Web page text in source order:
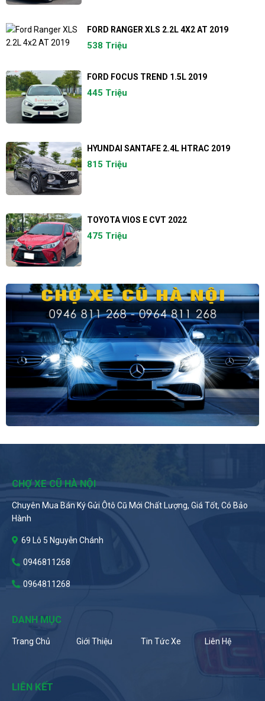
FORD RANGER XLS 2.2L 4X2 AT 2019
538 Triệu
FORD FOCUS TREND 1.5L 2019
445 Triệu
HYUNDAI SANTAFE 2.4L HTRAC 2019
815 Triệu
TOYOTA VIOS E CVT 2022
475 Triệu
CHỢ XE CŨ HÀ NỘI
Chuyên Mua Bán Ký Gửi Ôtô Cũ Mới Chất Lượng, Giá Tốt, Có Bảo
Hành
69 Lô 5 Nguyễn Chánh
0946811268
0964811268
DANH MỤC
Trang Chủ Giới Thiệu Tin Tức Xe Liên Hệ
LIÊN KẾT